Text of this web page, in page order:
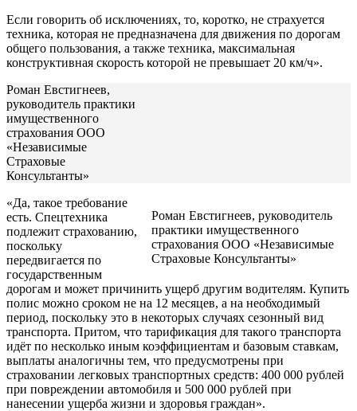
Если говорить об исключениях, то, коротко, не страхуется
техника, которая не предназначена для движения по дорогам
общего пользования, а также техника, максимальная
конструктивная скорость которой не превышает 20 км/ч».
Роман Евстигнеев, руководитель
практики имущественного
страхования ООО «Независимые
Страховые Консультанты»
Роман Евстигнеев,
руководитель практики
имущественного
страхования ООО
«Независимые
Страховые
Консультанты»
«Да, такое требование
есть. Спецтехника
подлежит страхованию,
поскольку
передвигается по
государственным
дорогам и может причинить ущерб другим водителям. Купить
полис можно сроком не на 12 месяцев, а на необходимый
период, поскольку это в некоторых случаях сезонный вид
транспорта. Притом, что тарификация для такого транспорта
идёт по несколько иным коэффициентам и базовым ставкам,
выплаты аналогичны тем, что предусмотрены при
страховании легковых транспортных средств: 400 000 рублей
при повреждении автомобиля и 500 000 рублей при
нанесении ущерба жизни и здоровья граждан».